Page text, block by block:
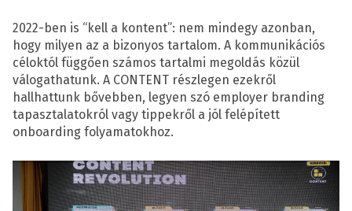
2022-ben is “kell a kontent”: nem mindegy azonban,
hogy milyen az a bizonyos tartalom. A kommunikációs
céloktól függően számos tartalmi megoldás közül
válogathatunk. A CONTENT részlegen ezekről
hallhattunk bővebben, legyen szó employer branding
tapasztalatokról vagy tippekről a jól felépített
onboarding folyamatokhoz.